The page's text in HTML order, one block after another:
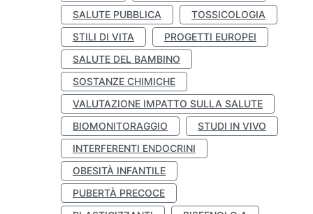
SALUTE PUBBLICA
TOSSICOLOGIA
STILI DI VITA
PROGETTI EUROPEI
SALUTE DEL BAMBINO
SOSTANZE CHIMICHE
VALUTAZIONE IMPATTO SULLA SALUTE
BIOMONITORAGGIO
STUDI IN VIVO
INTERFERENTI ENDOCRINI
OBESITÀ INFANTILE
PUBERTÀ PRECOCE